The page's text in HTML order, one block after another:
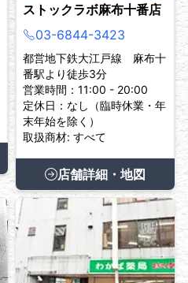
ストックラボ麻布十番店
03-6844-3423
都営地下鉄大江戸線 麻布十
番駅より徒歩3分
営業時間：11:00 - 20:00
定休日：なし（臨時休業・年
末年始を除く）
取扱商材: すべて
店舗詳細・地図